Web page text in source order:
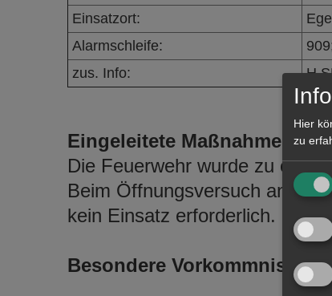
Einsatzort:
Alarmschleife:
zus. Info:
H
Eingeleitete Maßnahmen /
Die Feuerwehr wurde zu
Beim Öffnungsversuch an der
kein Einsatz erforderlich.
Besondere Vorkommnisse:
Hier
zu